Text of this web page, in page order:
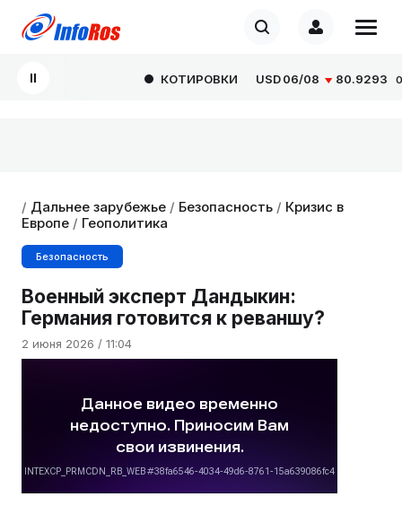
КОТИРОВКИ USD06/08 80.9293
/ Дальнее зарубежье / Безопасность / Кризис в
Европе / Геополитика
Безопасность
Военный эксперт Дандыкин:
Германия готовится к реваншу?
2 июня 2026 / 11:04